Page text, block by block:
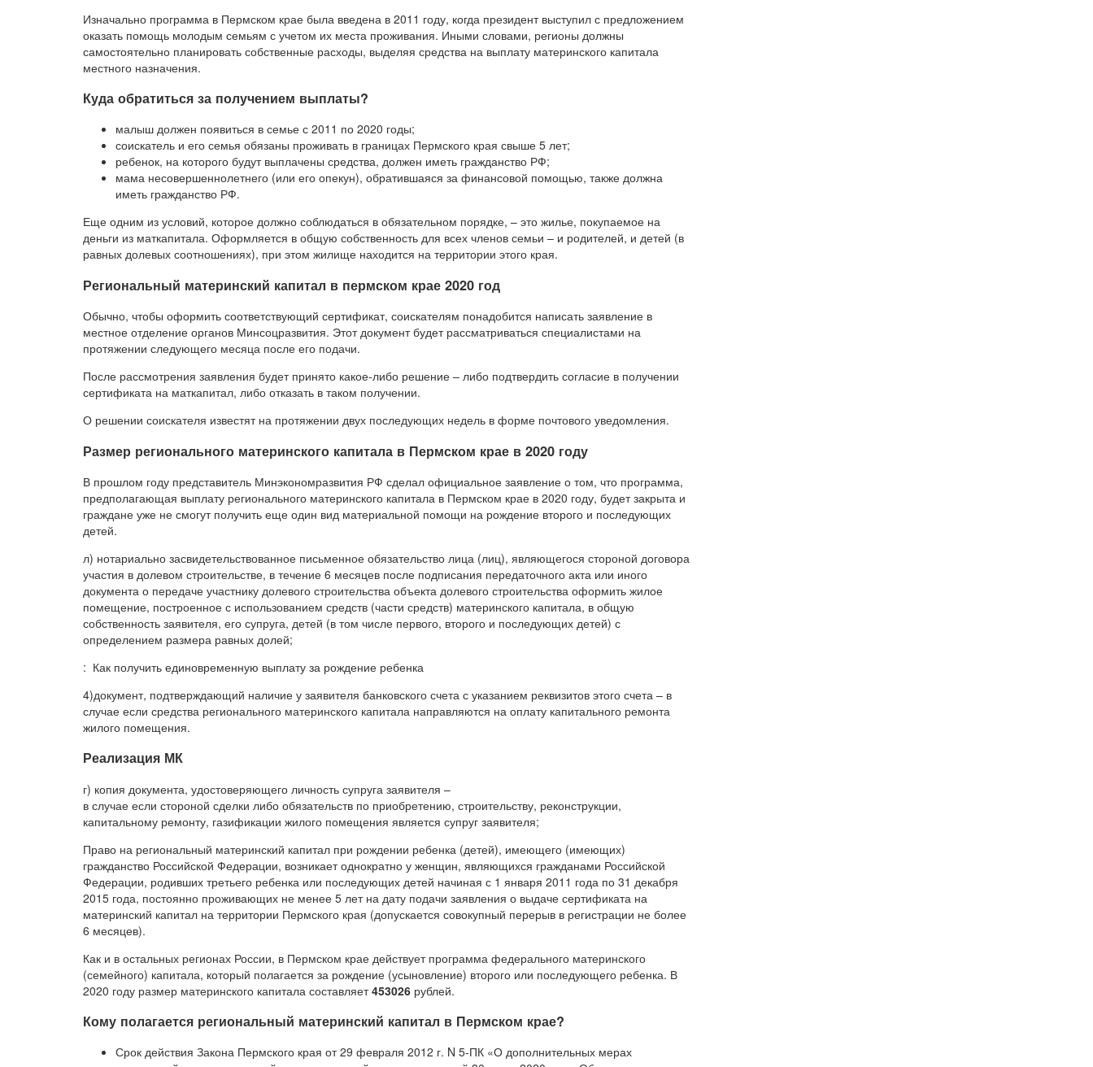
Изначально программа в Пермском крае была введена в 2011 году, когда президент выступил с предложением
оказать помощь молодым семьям с учетом их места проживания. Иными словами, регионы должны
самостоятельно планировать собственные расходы, выделяя средства на выплату материнского капитала
местного назначения.
Куда обратиться за получением выплаты?
малыш должен появиться в семье с 2011 по 2020 годы;
соискатель и его семья обязаны проживать в границах Пермского края свыше 5 лет;
ребенок, на которого будут выплачены средства, должен иметь гражданство РФ;
мама несовершеннолетнего (или его опекун), обратившаяся за финансовой помощью, также должна
иметь гражданство РФ.
Еще одним из условий, которое должно соблюдаться в обязательном порядке, – это жилье, покупаемое на
деньги из маткапитала. Оформляется в общую собственность для всех членов семьи – и родителей, и детей (в
равных долевых соотношениях), при этом жилище находится на территории этого края.
Региональный материнский капитал в пермском крае 2020 год
Обычно, чтобы оформить соответствующий сертификат, соискателям понадобится написать заявление в
местное отделение органов Минсоцразвития. Этот документ будет рассматриваться специалистами на
протяжении следующего месяца после его подачи.
После рассмотрения заявления будет принято какое-либо решение – либо подтвердить согласие в получении
сертификата на маткапитал, либо отказать в таком получении.
О решении соискателя известят на протяжении двух последующих недель в форме почтового уведомления.
Размер регионального материнского капитала в Пермском крае в 2020 году
В прошлом году представитель Минэкономразвития РФ сделал официальное заявление о том, что программа,
предполагающая выплату регионального материнского капитала в Пермском крае в 2020 году, будет закрыта и
граждане уже не смогут получить еще один вид материальной помощи на рождение второго и последующих
детей.
л) нотариально засвидетельствованное письменное обязательство лица (лиц), являющегося стороной договора
участия в долевом строительстве, в течение 6 месяцев после подписания передаточного акта или иного
документа о передаче участнику долевого строительства объекта долевого строительства оформить жилое
помещение, построенное с использованием средств (части средств) материнского капитала, в общую
собственность заявителя, его супруга, детей (в том числе первого, второго и последующих детей) с
определением размера равных долей;
: Как получить единовременную выплату за рождение ребенка
4)документ, подтверждающий наличие у заявителя банковского счета с указанием реквизитов этого счета – в
случае если средства регионального материнского капитала направляются на оплату капитального ремонта
жилого помещения.
Реализация МК
г) копия документа, удостоверяющего личность супруга заявителя –
в случае если стороной сделки либо обязательств по приобретению, строительству, реконструкции,
капитальному ремонту, газификации жилого помещения является супруг заявителя;
Право на региональный материнский капитал при рождении ребенка (детей), имеющего (имеющих)
гражданство Российской Федерации, возникает однократно у женщин, являющихся гражданами Российской
Федерации, родивших третьего ребенка или последующих детей начиная с 1 января 2011 года по 31 декабря
2015 года, постоянно проживающих не менее 5 лет на дату подачи заявления о выдаче сертификата на
материнский капитал на территории Пермского края (допускается совокупный перерыв в регистрации не более
6 месяцев).
Как и в остальных регионах России, в Пермском крае действует программа федерального материнского
(семейного) капитала, который полагается за рождение (усыновление) второго или последующего ребенка. В
2020 году размер материнского капитала составляет453026 рублей.
Кому полагается региональный материнский капитал в Пермском крае?
Срок действия Закона Пермского края от 29 февраля 2012 г. N 5-ПК «О дополнительных мерах